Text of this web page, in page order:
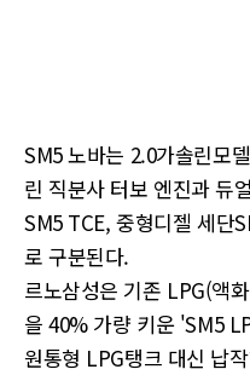
SM5 노바는 2.0가솔린모
린 직분사 터보 엔진과 듀
SM5 TCE, 중형디젤 세단
로 구분된다.
르노삼성은 기존 LPG(액
을 40% 가량 키운 'SM5
원통형 LPG탱크 대신 납